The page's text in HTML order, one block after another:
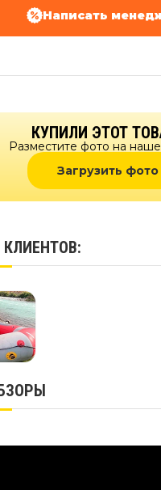
Написать
КУПИЛИ ЭТОТ
Разместите фото на
Загрузить фото